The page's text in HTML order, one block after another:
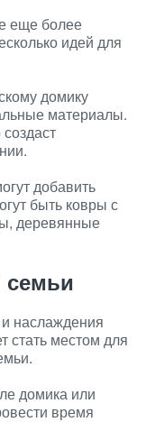
еще более
идей для
домику
материалы.
добавить
быть ковры с
деревянные
семьи
наслаждения
стать местом для
домика или
время